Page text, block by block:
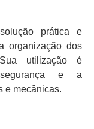
prática e
organização dos
utilização é
e a
e mecânicas.